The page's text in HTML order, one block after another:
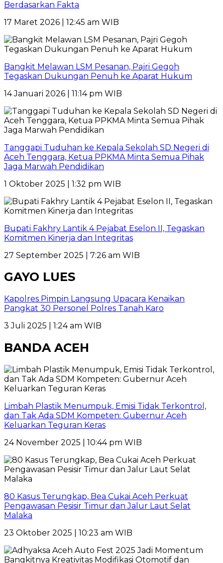
Berdasarkan Fakta
17 Maret 2026 | 12:45 am WIB
Bangkit Melawan LSM Pesanan, Pajri Gegoh
Tegaskan Dukungan Penuh ke Aparat Hukum
14 Januari 2026 | 11:14 pm WIB
Tanggapi Tuduhan ke Kepala Sekolah SD Negeri di
Aceh Tenggara, Ketua PPKMA Minta Semua Pihak
Jaga Marwah Pendidikan
1 Oktober 2025 | 1:32 pm WIB
Bupati Fakhry Lantik 4 Pejabat Eselon II, Tegaskan
Komitmen Kinerja dan Integritas
27 September 2025 | 7:26 am WIB
GAYO LUES
Kapolres Pimpin Langsung Upacara Kenaikan
Pangkat 30 Personel Polres Tanah Karo
3 Juli 2025 | 1:24 am WIB
BANDA ACEH
Limbah Plastik Menumpuk, Emisi Tidak Terkontrol,
dan Tak Ada SDM Kompeten: Gubernur Aceh
Keluarkan Teguran Keras
24 November 2025 | 10:44 pm WIB
80 Kasus Terungkap, Bea Cukai Aceh Perkuat
Pengawasan Pesisir Timur dan Jalur Laut Selat
Malaka
23 Oktober 2025 | 10:23 am WIB